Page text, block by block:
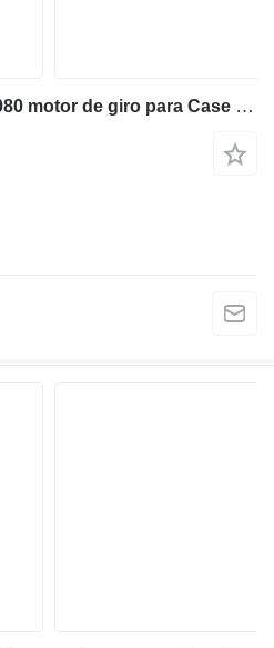
Case KSC12120 KSC10080 motor de giro para Case CX300B CX300C CX300D CX300E CX350B CX350C CX350D CX360B CX370B CX370C CX380C CX380D CX380E CX290B excavadora